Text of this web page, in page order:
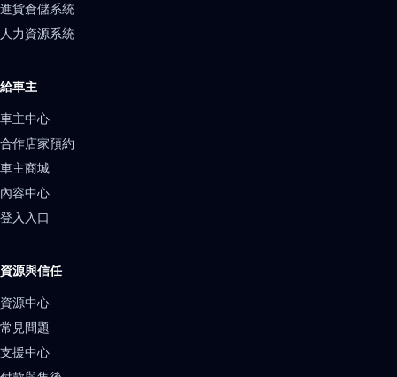
進貨倉儲系統
人力資源系統
給車主
車主中心
合作店家預約
車主商城
內容中心
登入入口
資源與信任
資源中心
常見問題
支援中心